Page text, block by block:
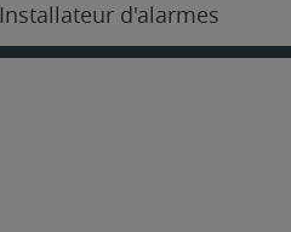
Installateur d'alarmes